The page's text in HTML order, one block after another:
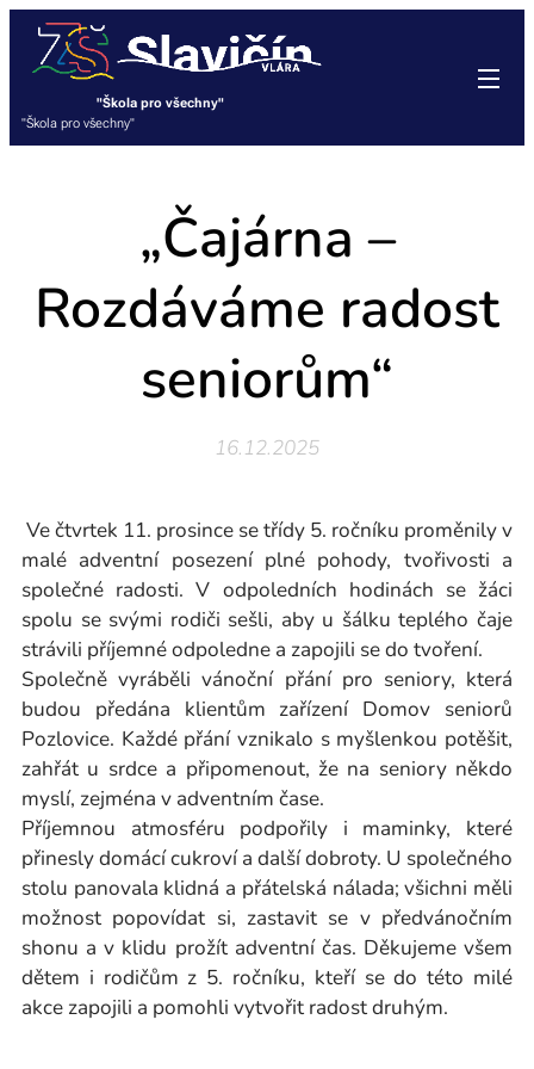
"Škola pro všechny"
"Škola pro všechny"
„Čajárna –
Rozdáváme radost
seniorům“
16.12.2025
Ve čtvrtek 11. prosince se třídy 5. ročníku proměnily v
malé adventní posezení plné pohody, tvořivosti a
společné radosti. V odpoledních hodinách se žáci
spolu se svými rodiči sešli, aby u šálku teplého čaje
strávili příjemné odpoledne a zapojili se do tvoření.
Společně vyráběli vánoční přání pro seniory, která
budou předána klientům zařízení Domov seniorů
Pozlovice. Každé přání vznikalo s myšlenkou potěšit,
zahřát u srdce a připomenout, že na seniory někdo
myslí, zejména v adventním čase.
Příjemnou atmosféru podpořily i maminky, které
přinesly domácí cukroví a další dobroty. U společného
stolu panovala klidná a přátelská nálada; všichni měli
možnost popovídat si, zastavit se v předvánočním
shonu a v klidu prožít adventní čas. Děkujeme všem
dětem i rodičům z 5. ročníku, kteří se do této milé
akce zapojili a pomohli vytvořit radost druhým.